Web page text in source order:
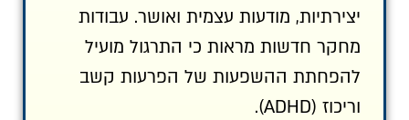
יצירתיות, מודעות עצמית ואושר. עבודות
מחקר חדשות מראות כי התרגול מועיל
להפחתת ההשפעות של הפרעות קשב
וריכוז (ADHD).